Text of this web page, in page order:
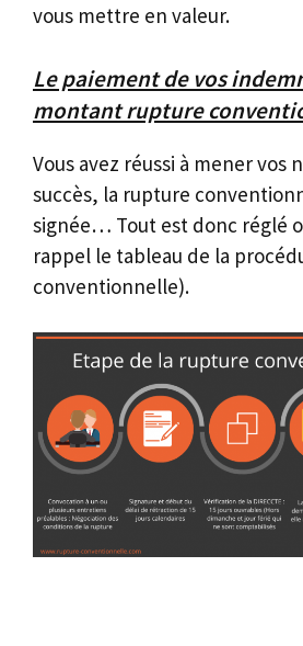
vous mettre en valeur.
Le paiement de vos
montant rupture
Vous avez réussi à mener vos
succès, la rupture
signée… Tout est donc réglé
rappel le tableau de la
conventionnelle).